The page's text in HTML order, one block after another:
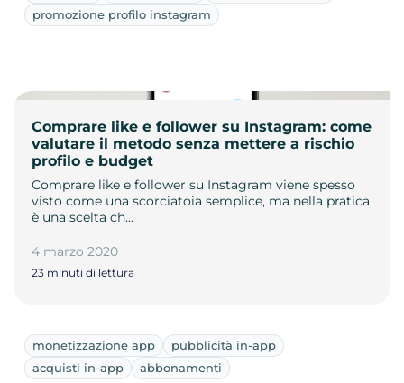
promozione profilo instagram
Comprare like e follower su Instagram: come
valutare il metodo senza mettere a rischio
profilo e budget
Comprare like e follower su Instagram viene spesso
visto come una scorciatoia semplice, ma nella pratica
è una scelta ch…
4 marzo 2020
23 minuti di lettura
monetizzazione app
pubblicità in-app
acquisti in-app
abbonamenti